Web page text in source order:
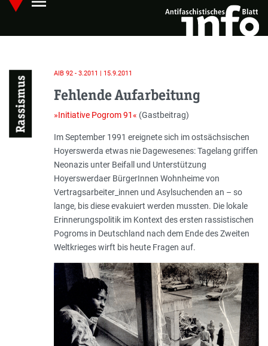
Skip
main
Hauptmenü öffnen
Rassismus
AIB 92 - 3.2011 | 15.9.2011
Fehlende Aufarbeitung
»Initiative Pogrom 91« (Gastbeitrag)
Einleitung
Im September 1991 ereignete sich im ostsächsischen
Hoyerswerda etwas nie Dagewesenes: Tagelang griffen
Neonazis unter Beifall und Unterstützung
Hoyerswerdaer BürgerInnen Wohnheime von
Vertragsarbeiter_innen und Asylsuchenden an – so
lange, bis diese evakuiert werden mussten. Die lokale
Erinnerungspolitik im Kontext des ersten rassistischen
Pogroms in Deutschland nach dem Ende des Zweiten
Weltkrieges wirft bis heute Fragen auf.